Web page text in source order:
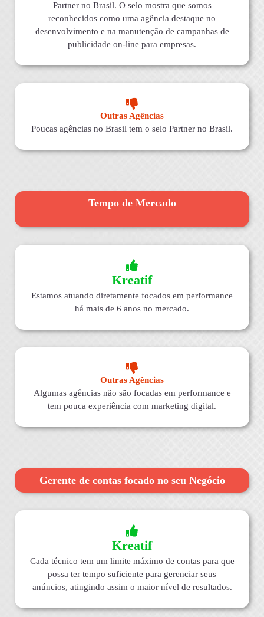
Partner no Brasil. O selo mostra que somos
reconhecidos como uma agência destaque no
desenvolvimento e na manutenção de campanhas de
publicidade on-line para empresas.
Outras Agências
Poucas agências no Brasil tem o selo Partner no Brasil.
Tempo de Mercado
Kreatif
Estamos atuando diretamente focados em performance
há mais de 6 anos no mercado.
Outras Agências
Algumas agências não são focadas em performance e
tem pouca experiência com marketing digital.
Gerente de contas focado no seu Negócio
Kreatif
Cada técnico tem um limite máximo de contas para que
possa ter tempo suficiente para gerenciar seus
anúncios, atingindo assim o maior nível de resultados.